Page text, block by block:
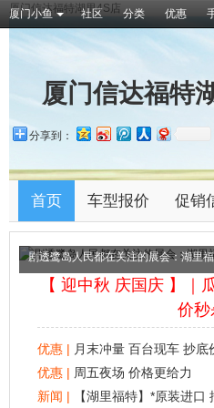
厦门小鱼 社区 分类 优惠
厦门信达福特湖里4S店
厦门信达福特
分享到：
首页 车型报价 促销
剧透鹭岛人民都在关注的展会：湖里
【 迎中秋 庆国庆 】｜
价秒
优惠 | 月末冲量 百台现车 抄底
优惠 | 周五夜场 价格更给力
新闻 |